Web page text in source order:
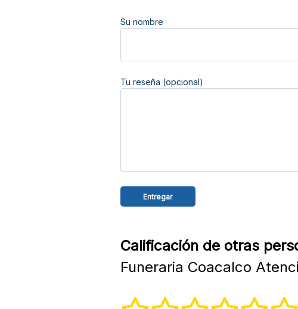
Su nombre
Tu reseña (opcional)
Calificación de otras
Funeraria Coacalco